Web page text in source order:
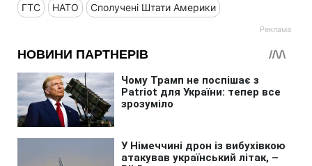
ГТС НАТО Сполучені Штати Америки